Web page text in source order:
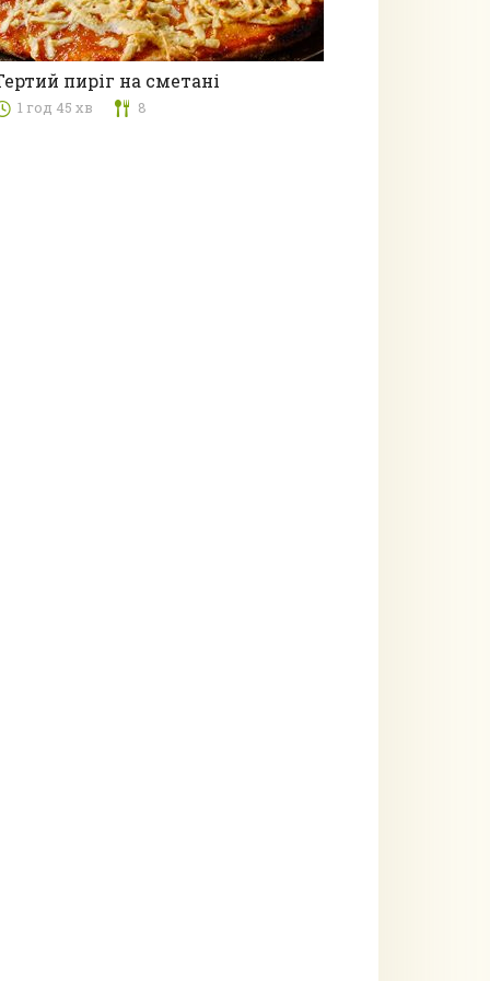
Пироги
пиріг на сметані
1 год 45 хв 8